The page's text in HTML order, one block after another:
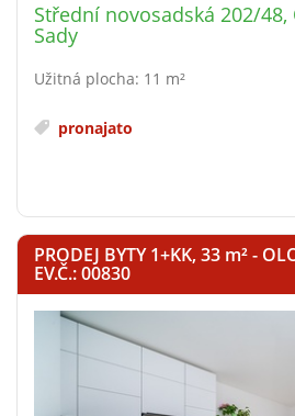
Střední novosadská 202/
Sady
Užitná plocha: 11 m²
pronajato
PRODEJ BYTY 1+KK, 33 m²-
EV.Č.: 00830